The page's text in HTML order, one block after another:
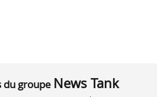
du groupe News Tank